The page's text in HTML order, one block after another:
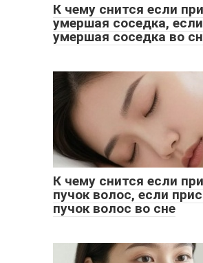
К чему снится если
умершая соседка,
умершая соседка во
К чему снится если
пучок волос, если
пучок волос во сне